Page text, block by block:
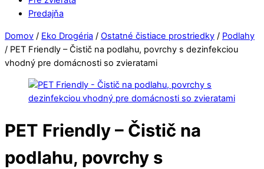
Predajňa
Close
Menu
Close
Cart
Domov / Eko Drogéria / Ostatné čistiace prostriedky / Podlahy
/ PET Friendly – Čistič na podlahu, povrchy s dezinfekciou
vhodný pre domácnosti so zvieratami
PET Friendly – Čistič na
podlahu, povrchy s